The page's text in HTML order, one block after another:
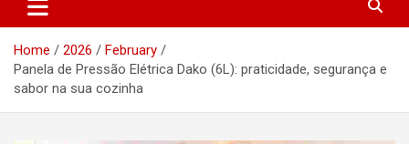
Home 2026
February
Panela de Pressão Elétrica Dako (6L): praticidade, segurança e
sabor na sua cozinha